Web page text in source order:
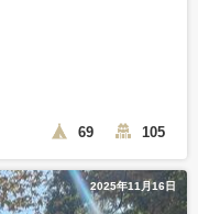
69 105
2025年11月16日